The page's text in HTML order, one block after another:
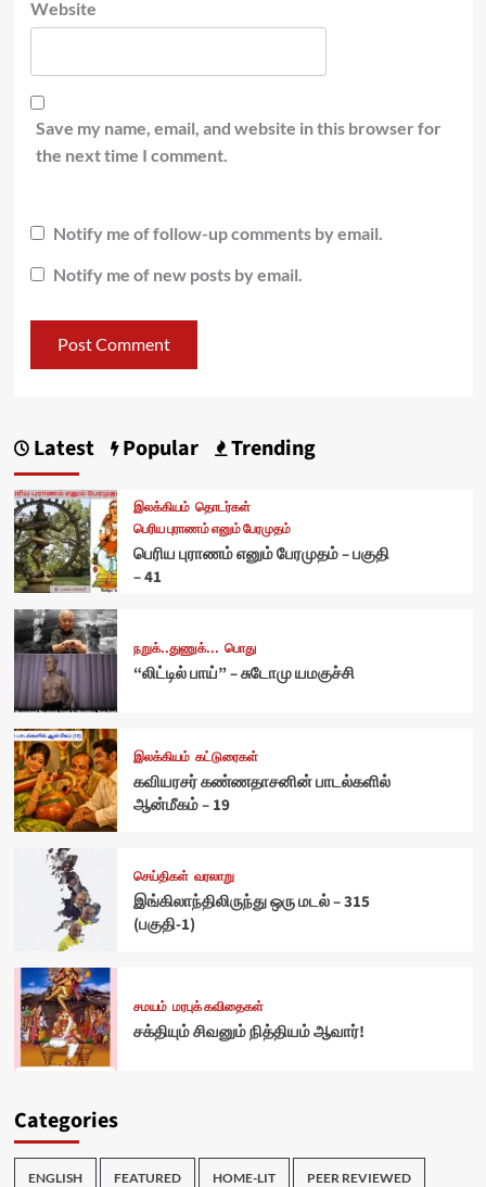
Website
Save my name, email, and website in this browser for
the next time I comment.
Notify me of follow-up comments by email.
Notify me of new posts by email.
Latest Popular Trending
இலக்கியம் தொடர்கள்
பெரிய புராணம் எனும் பேரமுதம்
பெரிய புராணம் எனும் பேரமுதம் – பகுதி
– 41
நறுக்..துணுக்... பொது
“லிட்டில் பாய்” – சுடோமு யமகுச்சி
இலக்கியம் கட்டுரைகள்
கவியரசர் கண்ணதாசனின் பாடல்களில்
ஆன்மீகம் – 19
செய்திகள் வரலாறு
இங்கிலாந்திலிருந்து ஒரு மடல் – 315
(பகுதி-1)
சமயம் மரபுக் கவிதைகள்
சக்தியும் சிவனும் நித்தியம் ஆவார்!
Categories
ENGLISH FEATURED HOME-LIT PEER REVIEWED